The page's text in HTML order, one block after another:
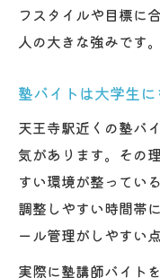
フスタイルや目標に
人の大きな強みです。
塾バイトは大学生
天王寺駅近くの塾バ
気があります。その
すい環境が整ってい
調整しやすい時間帯
ール管理がしやすい
実際に塾講師バイト